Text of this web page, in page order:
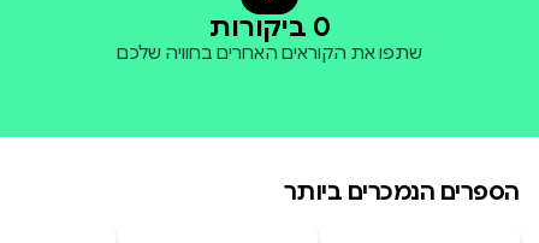
0 ביקורות
שתפו את הקוראים האחרים בחוויה שלכם
הספרים הנמכרים ביותר